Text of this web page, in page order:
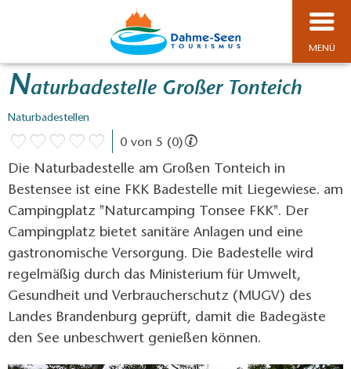
MENÜ
Naturbadestelle Großer Tonteich
Naturbadestellen
0 von 5 (0)
Die Naturbadestelle am Großen Tonteich in
Bestensee ist eine FKK Badestelle mit Liegewiese. am
Campingplatz "Naturcamping Tonsee FKK". Der
Campingplatz bietet sanitäre Anlagen und eine
gastronomische Versorgung. Die Badestelle wird
regelmäßig durch das Ministerium für Umwelt,
Gesundheit und Verbraucherschutz (MUGV) des
Landes Brandenburg geprüft, damit die Badegäste
den See unbeschwert genießen können.